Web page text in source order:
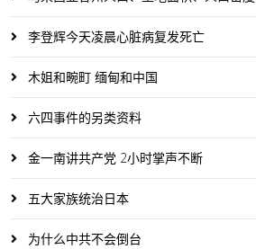
李登辉今天凌晨心脏病复发死亡
木姐和畹町 缅甸和中国
六四事件的另类资料
金一南讲共产党 2小时掌声不断
五大家族统治日本
为什么中共不会倒台